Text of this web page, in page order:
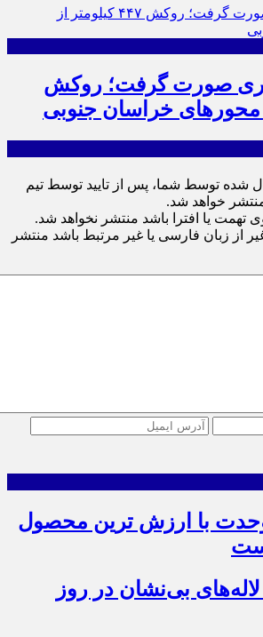
صورت گرفت؛ روکش
شده توسط شما، پس از تایید توسط تیم
خواهد شد.
تهمت یا افترا باشد منتشر نخواهد شد.
از زبان فارسی یا غیر مرتبط باشد منتشر
وحدت با ارزش ترین محصول
لاله‌های بی‌نشان در روز